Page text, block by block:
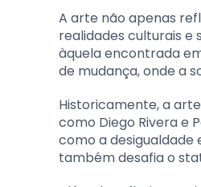
A arte não apenas
realidades culturais
àquela encontrada
de mudança, onde a
Historicamente, a
como Diego Rivera e
como a desigualdade
também desafia o